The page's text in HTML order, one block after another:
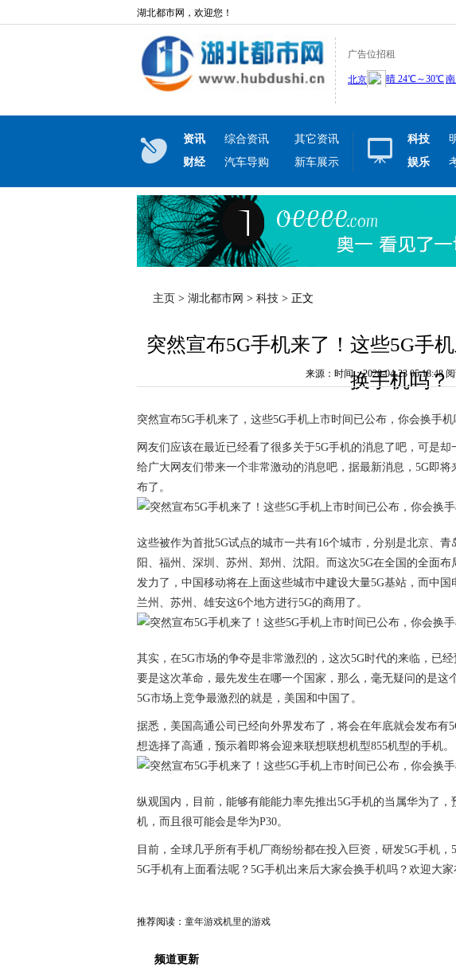
湖北都市网，欢迎您！
广告位招租
资讯 综合资讯
其它资讯
财经
汽车导购 新车展示
科技
娱乐
主页 > 湖北都市网 > 科技 > 正文
突然宣布5G手机来了！这些5G手
换手机吗？
来源：时间：2020-04-23 05:18:48
突然宣布5G手机来了，这些5G手机上市时间已公布，你会换手机
网友们应该在最近已经看了很多关于5G手机的消息了吧，可是
给广大网友们带来一个非常激动的消息吧，据最新消息，5G即
布了。
这些被作为首批5G试点的城市一共有16个城市，分别是北京、
阳、福州、深圳、苏州、郑州、沈阳。而这次5G在全国的全面
发力了，中国移动将在上面这些城市中建设大量5G基站，而中国
兰州、苏州、雄安这6个地方进行5G的商用了。
其实，在5G市场的争夺是非常激烈的，这次5G时代的来临，已
要是这次革命，最先发生在哪一个国家，那么，毫无疑问的是这
5G市场上竞争最激烈的就是，美国和中国了。
据悉，美国高通公司已经向外界发布了，将会在年底就会发布有
想选择了高通，预示着即将会迎来联想联想机型855机型的手机。
纵观国内，目前，能够有能能力率先推出5G手机的当属华为了
机，而且很可能会是华为P30。
目前，全球几乎所有手机厂商纷纷都在投入巨资，研发5G手机
5G手机有上面看法呢？5G手机出来后大家会换手机吗？欢迎大家
推荐阅读： 童年游戏机里的游戏
频道更新